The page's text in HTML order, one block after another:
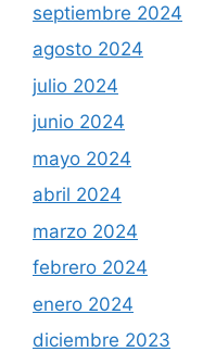
septiembre 2024
agosto 2024
julio 2024
junio 2024
mayo 2024
abril 2024
marzo 2024
febrero 2024
enero 2024
diciembre 2023